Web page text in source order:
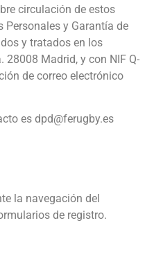
circulación de estos
Personales y Garantía de
y tratados en los
28008 Madrid, y con NIF Q-
de correo electrónico
es dpd@ferugby.es
la navegación del
de registro.